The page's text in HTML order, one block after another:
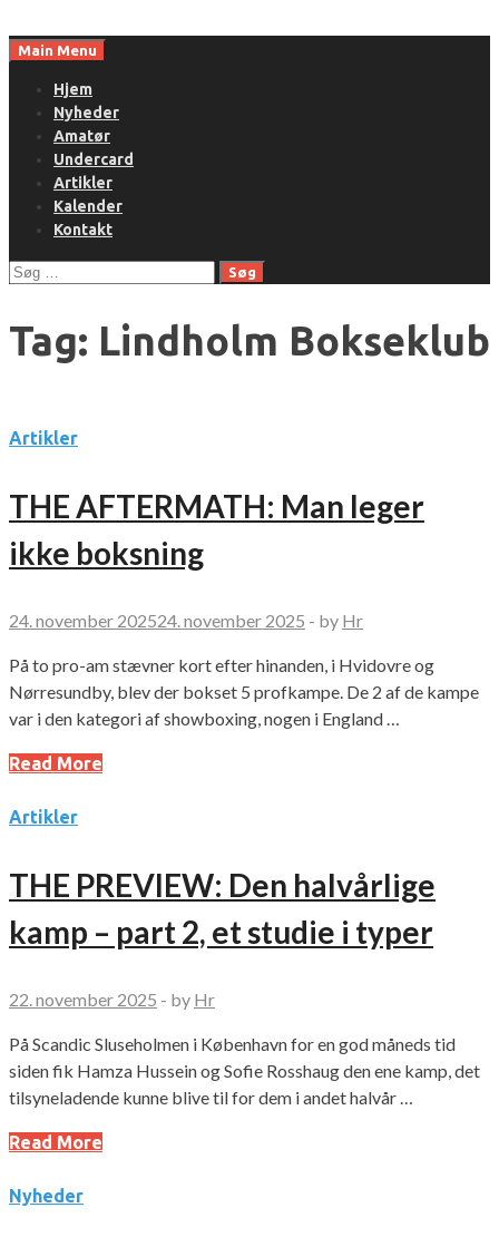
toMain Menu
Hjem
Nyheder
Amatør
Undercard
Artikler
Kalender
Kontakt
Søg
Tag: Lindholm Bokseklub
Artikler
THE AFTERMATH: Man leger
ikke boksning
24. november 202524. november 2025 - by Hr
På to pro-am stævner kort efter hinanden, i Hvidovre og
Nørresundby, blev der bokset 5 profkampe. De 2 af de kampe
var i den kategori af showboxing, nogen i England …
Read More
Artikler
THE PREVIEW: Den halvårlige
kamp – part 2, et studie i typer
22. november 2025 - by Hr
På Scandic Sluseholmen i København for en god måneds tid
siden fik Hamza Hussein og Sofie Rosshaug den ene kamp, det
tilsyneladende kunne blive til for dem i andet halvår …
Read More
Nyheder